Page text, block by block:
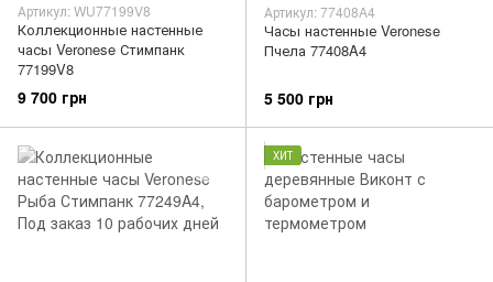
Артикул: WU77199V8
Коллекционные настенные
часы Veronese Стимпанк
77199V8
9 700 грн
Артикул: 77408A4
Часы настенные Veronese
Пчела 77408A4
5 500 грн
ХИТ